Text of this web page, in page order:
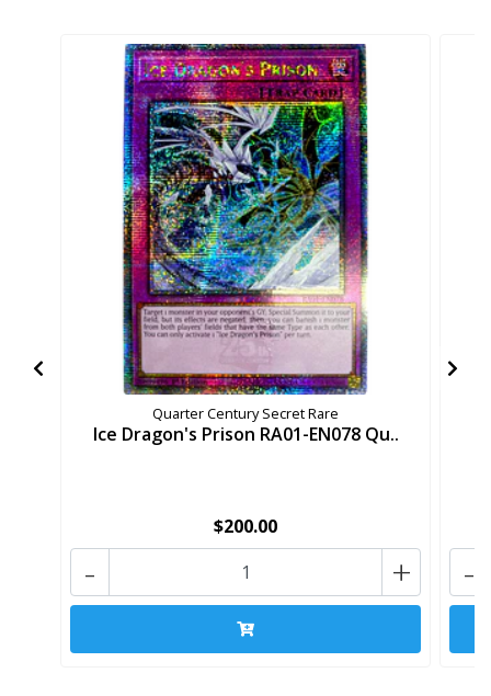
Quarter Century Secret Rare
Ice Dragon's Prison RA01-EN078 Qu..
$200.00
+
- -